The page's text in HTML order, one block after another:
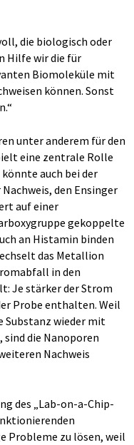
die biologisch oder
Hilfe wir die für
Biomoleküle mit
können. Sonst
unter anderem für den
eine zentrale Rolle
auch bei der
den Ensinger
auf einer
gekoppelte
an Histamin binden
das Metallion
in den
Je stärker der Strom
Probe enthalten. Weil
Substanz wieder mit
die Nanoporen
Nachweis
des „Lab-on-a-Chip-
Probleme zu lösen, weil